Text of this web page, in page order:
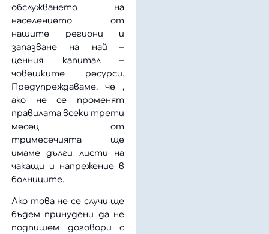
обслужването на
населението от
нашите региони и
запазване на най –
ценния капитал –
човешките ресурси.
Предупреждаваме, че ,
ако не се променят
правилата всеки трети
месец от
тримесечията ще
имаме дълги листи на
чакащи и напрежение в
болниците.
Ако това не се случи ще
бъдем принудени да не
подпишем договори с